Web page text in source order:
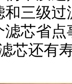
三级
芯省
芯还有